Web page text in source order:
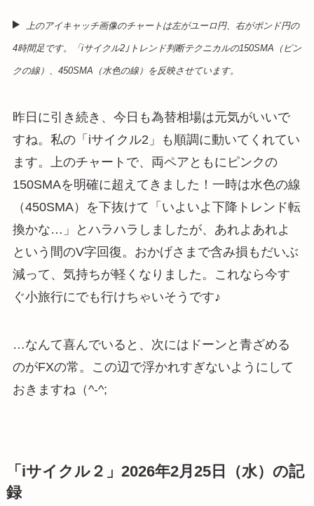
上のアイキャッチ画像のチャートは左がユーロ円、右がポンド円の
4時間足です。「iサイクル2｣トレンド判断テクニカルの150SMA（ピン
クの線）、450SMA（水色の線）を反映させています。
昨日に引き続き、今日も為替相場は元気がいいで
すね。私の「iサイクル2」も順調に動いてくれてい
ます。上のチャートで、両ペアともにピンクの
150SMAを明確に超えてきました！一時は水色の線
（450SMA）を下抜けて「いよいよ下降トレンド転
換かな…」とハラハラしましたが、あれよあれよ
という間のV字回復。おかげさまで含み損もだいぶ
減って、気持ちが軽くなりました。これなら今す
ぐ小旅行にでも行けちゃいそうです♪
…なんて喜んでいると、次にはドーンと青ざめる
のがFXの常。この辺で浮かれすぎないようにして
おきますね（^-^;
「iサイクル２」2026年2月25日（水）の記
録